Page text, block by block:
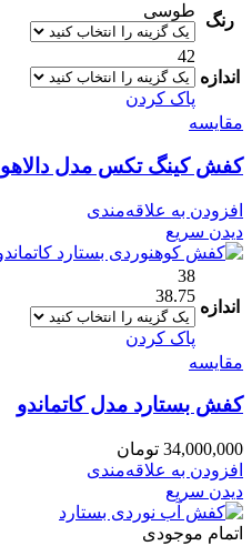
رنگ
طوسی
اندازه
42
پاک کردن
مقایسه
کفش کینگ تکس مدل دالاهو
افزودن به علاقه‌مندی
دیدن سریع
اندازه
38
38.75
پاک کردن
مقایسه
کفش بستارد مدل کاتماندو
34,000,000 تومان
افزودن به علاقه‌مندی
دیدن سریع
اتمام موجودی